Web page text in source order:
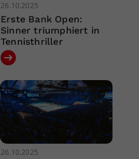
26.10.2025
Erste Bank Open:
Sinner triumphiert in
Tennisthriller
26.10.2025